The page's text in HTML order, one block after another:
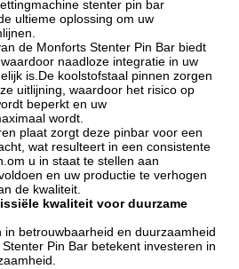
stenter pin bar
ultieme oplossing om uw
de Monforts Stenter Pin Bar biedt
naadloze integratie in uw
is.De koolstofstaal pinnen zorgen
uitlijning, waardoor het risico op
beperkt en uw
wordt.
plaat zorgt deze pinbar voor een
wat resulteert in een consistente
u in staat te stellen aan
en uw productie te verhogen
de kwaliteit.
kwaliteit voor duurzame
betrouwbaarheid en duurzaamheid
Pin Bar betekent investeren in